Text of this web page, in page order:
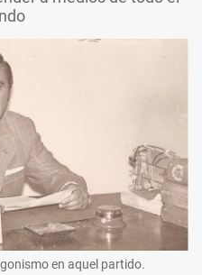
en aquel partido.